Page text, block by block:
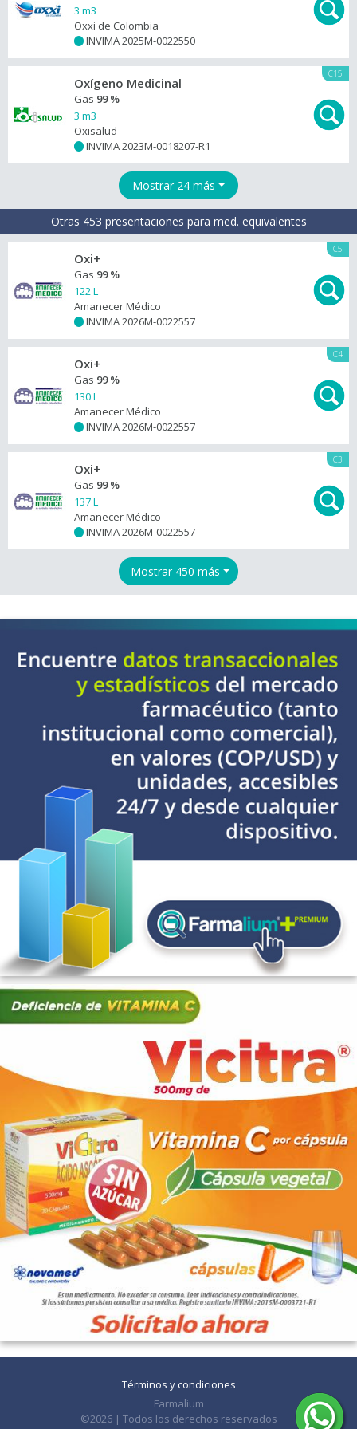
3 m3
Oxxi de Colombia
INVIMA 2025M-0022550
C15
Oxígeno Medicinal
Gas 99 %
3 m3
Oxisalud
INVIMA 2023M-0018207-R1
Mostrar 24 más
Otras 453 presentaciones para med. equivalentes
C5
Oxi+
Gas 99 %
122 L
Amanecer Médico
INVIMA 2026M-0022557
C4
Oxi+
Gas 99 %
130 L
Amanecer Médico
INVIMA 2026M-0022557
C3
Oxi+
Gas 99 %
137 L
Amanecer Médico
INVIMA 2026M-0022557
Mostrar 450 más
Términos y condiciones
Farmalium
©2026 | Todos los derechos reservados